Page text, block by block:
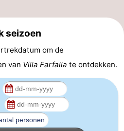
seizoen
om de
van Villa Farfalla te ontdekken.